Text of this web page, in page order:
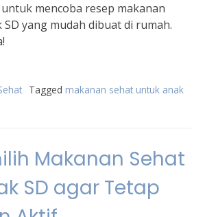
mencoba resep makanan
yang mudah dibuat di rumah.
Tagged makanan sehat untuk anak
Makanan Sehat
SD agar Tetap